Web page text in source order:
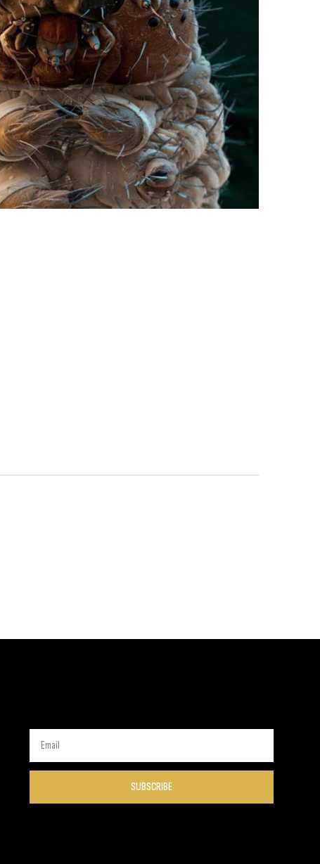
SUBSCRIBE